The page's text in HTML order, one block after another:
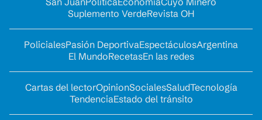
Suplemento VerdeRevista OH
PolicialesPasión DeportivaEspectáculosArgentina
El MundoRecetasEn las redes
Cartas del lectorOpinionSocialesSaludTecnología
TendenciaEstado del tránsito